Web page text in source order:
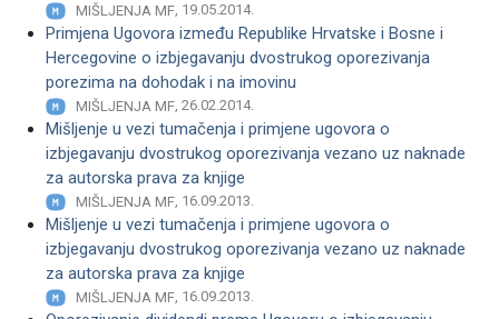
MIŠLJENJA MF, 19.05.2014.
Primjena Ugovora između Republike Hrvatske i Bosne i
Hercegovine o izbjegavanju dvostrukog oporezivanja
porezima na dohodak i na imovinu
MIŠLJENJA MF, 26.02.2014.
Mišljenje u vezi tumačenja i primjene ugovora o
izbjegavanju dvostrukog oporezivanja vezano uz naknade
za autorska prava za knjige
MIŠLJENJA MF, 16.09.2013.
Mišljenje u vezi tumačenja i primjene ugovora o
izbjegavanju dvostrukog oporezivanja vezano uz naknade
za autorska prava za knjige
MIŠLJENJA MF, 16.09.2013.